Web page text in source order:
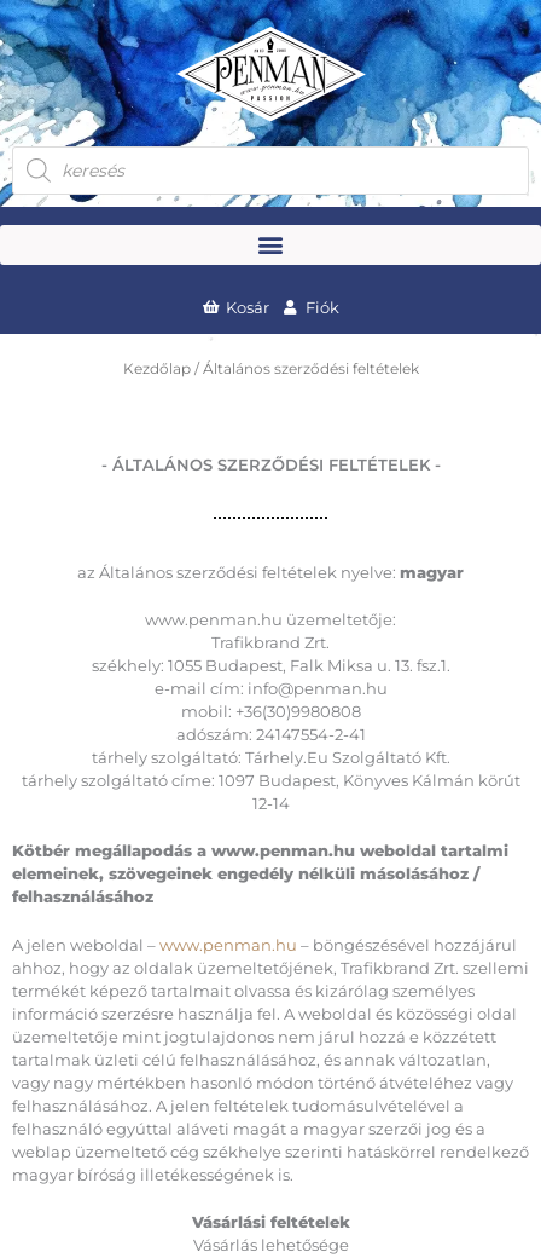
Skip
to
content
Products
search
Kosár Fiók
Kezdőlap/ Általános szerződési feltételek
- ÁLTALÁNOS SZERZŐDÉSI FELTÉTELEK -
az Általános szerződési feltételek nyelve: magyar
www.penman.hu üzemeltetője:
Trafikbrand Zrt.
székhely: 1055 Budapest, Falk Miksa u. 13. fsz.1.
e-mail cím: info@penman.hu
mobil: +36(30)9980808
adószám: 24147554-2-41
tárhely szolgáltató: Tárhely.Eu Szolgáltató Kft.
tárhely szolgáltató címe: 1097 Budapest, Könyves Kálmán körút
12-14
Kötbér megállapodás a www.penman.hu weboldal tartalmi
elemeinek, szövegeinek engedély nélküli másolásához /
felhasználásához
A jelen weboldal – www.penman.hu – böngészésével hozzájárul
ahhoz, hogy az oldalak üzemeltetőjének, Trafikbrand Zrt. szellemi
termékét képező tartalmait olvassa és kizárólag személyes
információ szerzésre használja fel. A weboldal és közösségi oldal
üzemeltetője mint jogtulajdonos nem járul hozzá e közzétett
tartalmak üzleti célú felhasználásához, és annak változatlan,
vagy nagy mértékben hasonló módon történő átvételéhez vagy
felhasználásához. A jelen feltételek tudomásulvételével a
felhasználó egyúttal aláveti magát a magyar szerzői jog és a
weblap üzemeltető cég székhelye szerinti hatáskörrel rendelkező
magyar bíróság illetékességének is.
Vásárlási feltételek
Vásárlás lehetősége